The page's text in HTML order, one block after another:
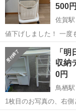
500円
佐賀駅
値下げしました！ 一度も使用せず未使用です。大切に保管していまし
た。 【サイズ】 横約44センチ 縦約80センチ 奥行き約32センチ 【傷
などの状態】 とくに目立った傷
状態はいい...
佐賀 佐賀市 佐
「
収納
0円
鳥栖駅
1枚目のお写真の、右